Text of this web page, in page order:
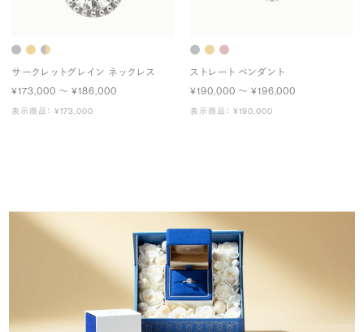
サークレットグレイン ネックレス
¥173,000 〜 ¥186,000
表示商品： ¥173,000
ストレート ペンダント
¥190,000 〜 ¥196,000
表示商品： ¥190,000